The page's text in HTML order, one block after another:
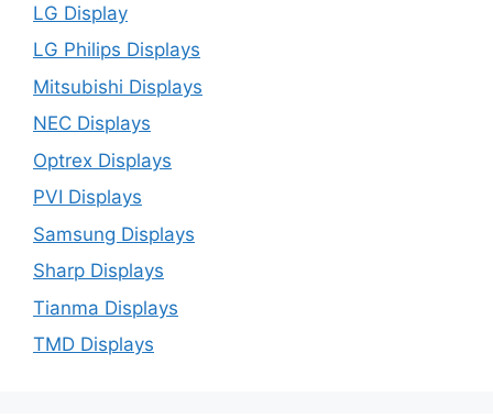
LG Display
LG Philips Displays
Mitsubishi Displays
NEC Displays
Optrex Displays
PVI Displays
Samsung Displays
Sharp Displays
Tianma Displays
TMD Displays